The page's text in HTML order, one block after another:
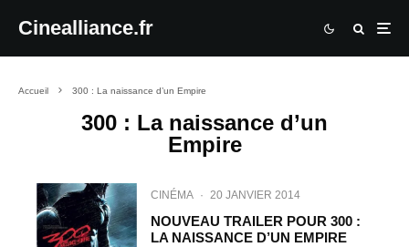
Cinealliance.fr
Accueil 300 : La naissance d’un Empire
300 : La naissance d’un
Empire
CINÉMA · 20 JANVIER 2014
NOUVEAU TRAILER POUR 300 :
LA NAISSANCE D’UN EMPIRE